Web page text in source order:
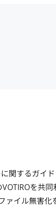
するガイ
を共
イル無害化